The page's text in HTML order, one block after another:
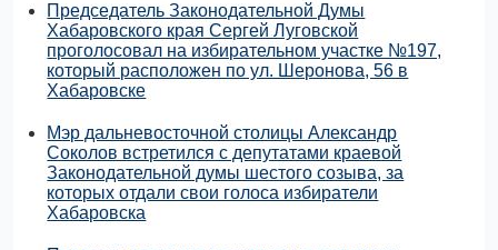
Председатель Законодательной Думы
Хабаровского края Сергей Луговской
проголосовал на избирательном участке №197,
который расположен по ул. Шеронова, 56 в
Хабаровске
Мэр дальневосточной столицы Александр
Соколов встретился с депутатами краевой
Законодательной думы шестого созыва, за
которых отдали свои голоса избиратели
Хабаровска